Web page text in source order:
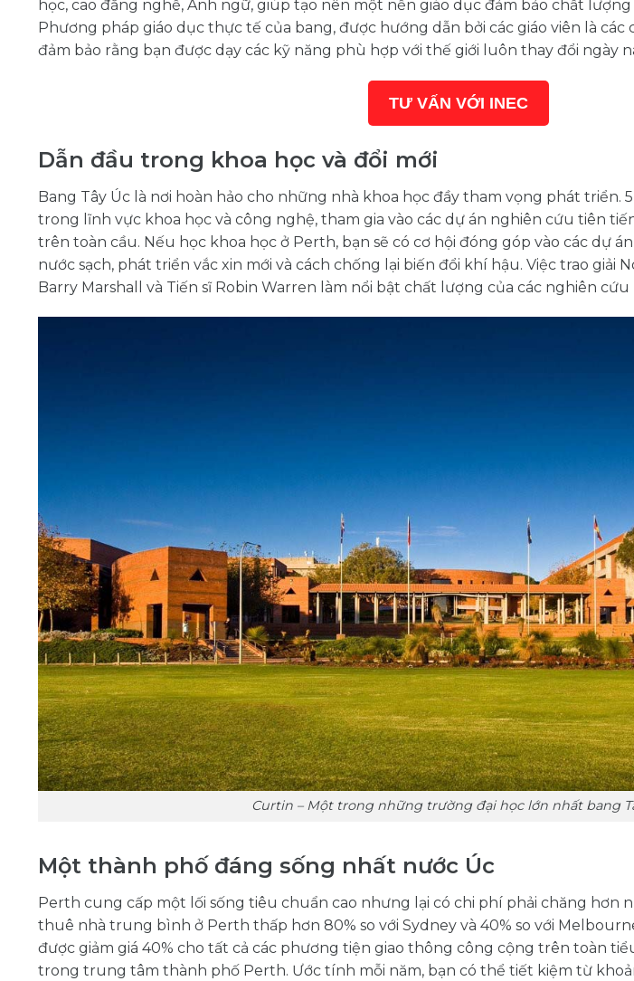
học, cao đẳng nghề, Anh ngữ, giúp tạo nên một nền giáo dục đảm bảo chất
Phương pháp giáo dục thực tế của bang, được hướng dẫn bởi các giáo viên là
đảm bảo rằng bạn được dạy các kỹ năng phù hợp với thế giới luôn thay đổi ngày
TƯ VẤN VỚI INEC
Dẫn đầu trong khoa học và đổi mới
Bang Tây Úc là nơi hoàn hảo cho những nhà khoa học đầy tham vọng phát triển.
trong lĩnh vực khoa học và công nghệ, tham gia vào các dự án nghiên cứu tiên
trên toàn cầu. Nếu học khoa học ở Perth, bạn sẽ có cơ hội đóng góp vào các dự
nước sạch, phát triển vắc xin mới và cách chống lại biến đổi khí hậu. Việc trao giải
Barry Marshall và Tiến sĩ Robin Warren làm nổi bật chất lượng của các nghiên
Curtin – Một trong những trường đại học lớn nhất bang
Một thành phố đáng sống nhất nước Úc
Perth cung cấp một lối sống tiêu chuẩn cao nhưng lại có chi phí phải chăng hơn
thuê nhà trung bình ở Perth thấp hơn 80% so với Sydney và 40% so với
được giảm giá 40% cho tất cả các phương tiện giao thông công cộng trên toàn
trong trung tâm thành phố Perth. Ước tính mỗi năm, bạn có thể tiết kiệm từ